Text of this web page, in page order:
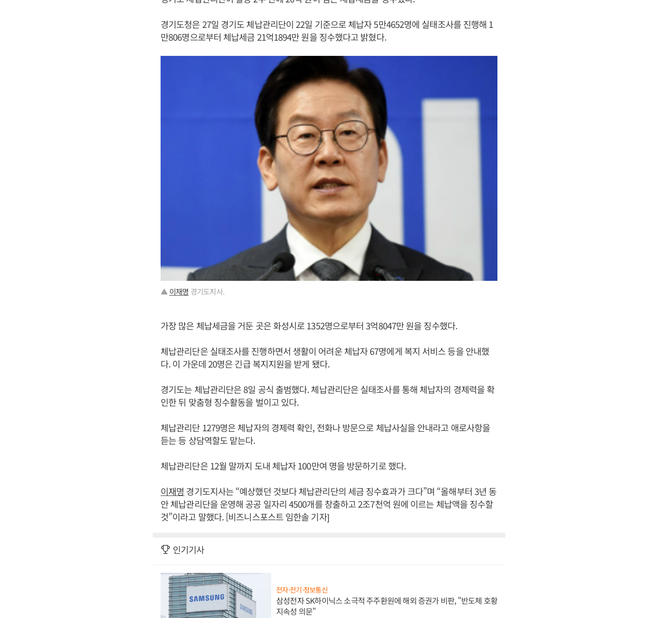
경기도청은 27일 경기도 체납관리단이 22일 기준으로 체납자 5만4652명에 실태조사를 진행해 1
만806명으로부터 체납세금 21억1894만 원을 징수했다고 밝혔다.
▲ 이재명 경기도지사.
가장 많은 체납세금을 거둔 곳은 화성시로 1352명으로부터 3억8047만 원을 징수했다.
체납관리단은 실태조사를 진행하면서 생활이 어려운 체납자 67명에게 복지 서비스 등을 안내했
다. 이 가운데 20명은 긴급 복지지원을 받게 됐다.
경기도는 체납관리단은 8일 공식 출범했다. 체납관리단은 실태조사를 통해 체납자의 경제력을 확
인한 뒤 맞춤형 징수활동을 벌이고 있다.
체납관리단 1279명은 체납자의 경제력 확인, 전화나 방문으로 체납사실을 안내라고 애로사항을
듣는 등 상담역할도 맡는다.
체납관리단은 12월 말까지 도내 체납자 100만여 명을 방문하기로 했다.
이재명 경기도지사는 “예상했던 것보다 체납관리단의 세금 징수효과가 크다”며 “올해부터 3년 동
안 체납관리단을 운영해 공공 일자리 4500개를 창출하고 2조7천억 원에 이르는 체납액을 징수할
것”이라고 말했다. [비즈니스포스트 임한솔 기자]
인기기사
전자·전기·정보통신
삼성전자 SK하이닉스 소극적 주주환원에 해외 증권가 비판, "반도체 호황
지속성 의문"